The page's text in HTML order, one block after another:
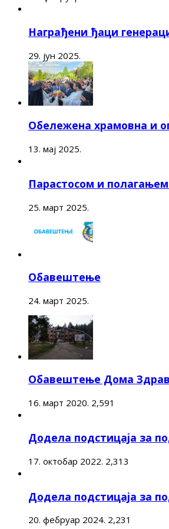
Награђени ђаци
29. јун 2025.
Обележена храмовна и
13. мај 2025.
Парастосом и
25. март 2025.
Обавештење
24. март 2025.
Обавештење Дома
16. март 2020. 2,591
Додела подстицаја за
17. октобар 2022. 2,313
Додела подстицаја за
20. фебруар 2024. 2,231